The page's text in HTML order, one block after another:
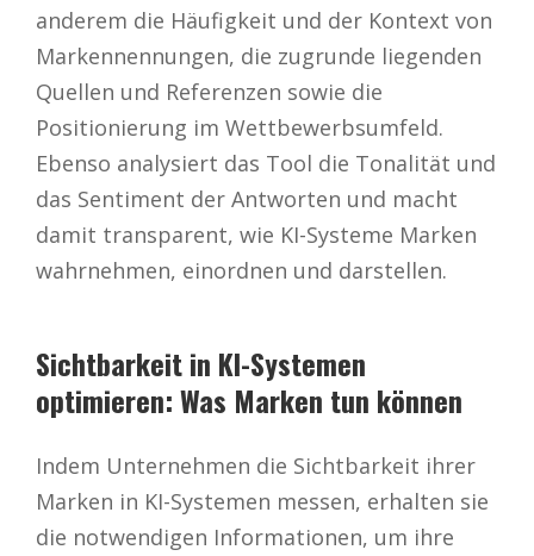
anderem die Häufigkeit und der Kontext von
Markennennungen, die zugrunde liegenden
Quellen und Referenzen sowie die
Positionierung im Wettbewerbsumfeld.
Ebenso analysiert das Tool die Tonalität und
das Sentiment der Antworten und macht
damit transparent, wie KI-Systeme Marken
wahrnehmen, einordnen und darstellen.
Sichtbarkeit in KI-Systemen
optimieren: Was Marken tun können
Indem Unternehmen die Sichtbarkeit ihrer
Marken in KI-Systemen messen, erhalten sie
die notwendigen Informationen, um ihre